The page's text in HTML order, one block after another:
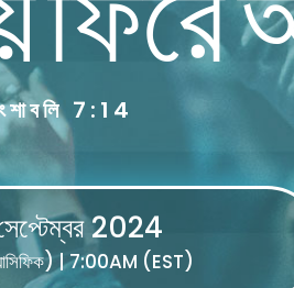
7:14
2024
| 7:00AM (EST)